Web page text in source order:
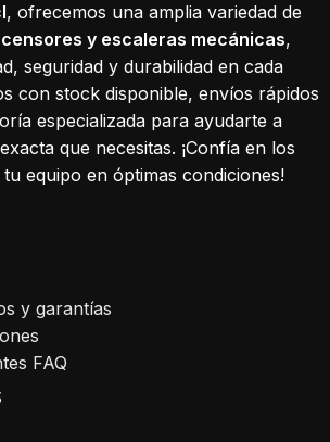
, ofrecemos una amplia variedad de
y escaleras mecánicas,
seguridad y durabilidad en cada
con stock disponible, envíos rápidos
especializada para ayudarte a
que necesitas. ¡Confía en los
equipo en óptimas condiciones!
y garantías
FAQ